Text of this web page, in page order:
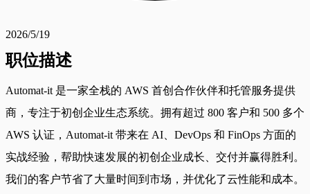
2026/5/19
职位描述
Automat-it 是一家全栈的 AWS 首创合作伙伴和托管服务提供
商，专注于初创企业生态系统。拥有超过 800 客户和 500 多个
AWS 认证，Automat-it 带来在 AI、DevOps 和 FinOps 方面的
实战经验，帮助快速发展的初创企业成长、交付并赢得胜利。
我们的客户节省了大量时间到市场，并优化了云性能和成本。